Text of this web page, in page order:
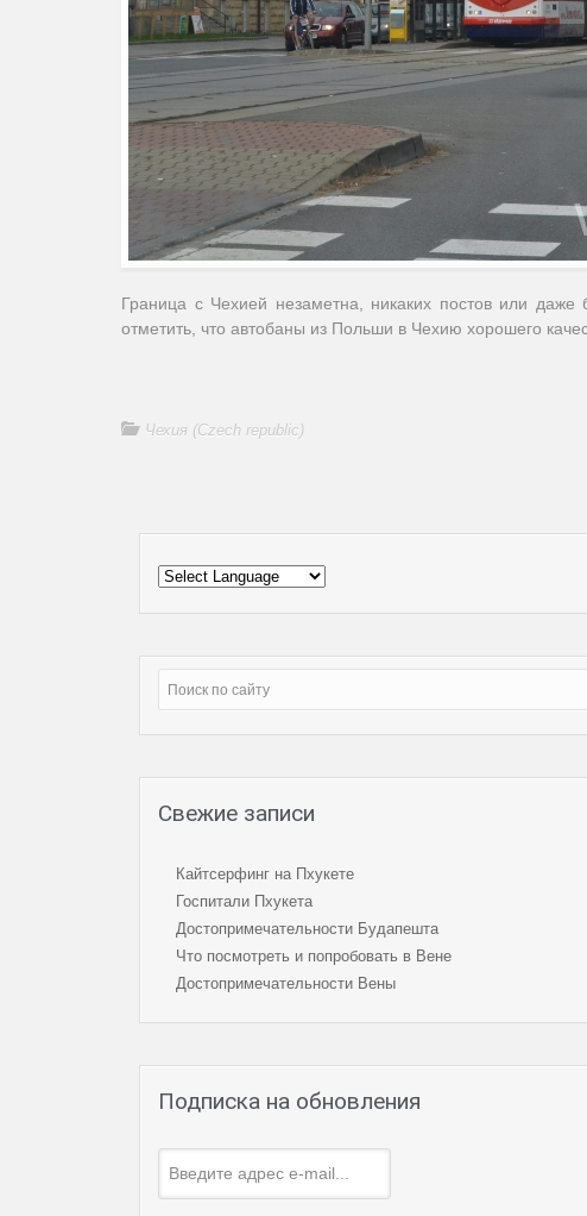
Граница с Чехией незаметна, никаких постов или
отметить, что автобаны из Польши в Чехию хорошего
Чехия (Czech republic)
Свежие записи
Кайтсерфинг на Пхукете
Госпитали Пхукета
Достопримечательности Будапешта
Что посмотреть и попробовать в Вене
Достопримечательности Вены
Подписка на обновления